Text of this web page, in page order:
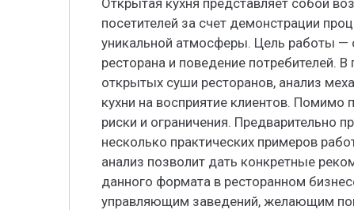
Открытая кухня представляет собой
посетителей за счет демонстрации
уникальной атмосферы. Цель работы —
ресторана и поведение потребителей.
открытых суши ресторанов, анализ
кухни на восприятие клиентов.
риски и ограничения. Предварительно
несколько практических примеров
анализ позволит дать конкретные
данного формата в ресторанном
управляющим заведений, желающим